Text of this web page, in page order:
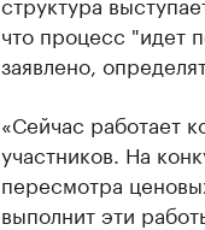
что процесс "идет
заявлено,
«Сейчас работает
участников. На
пересмотра
выполнит эти